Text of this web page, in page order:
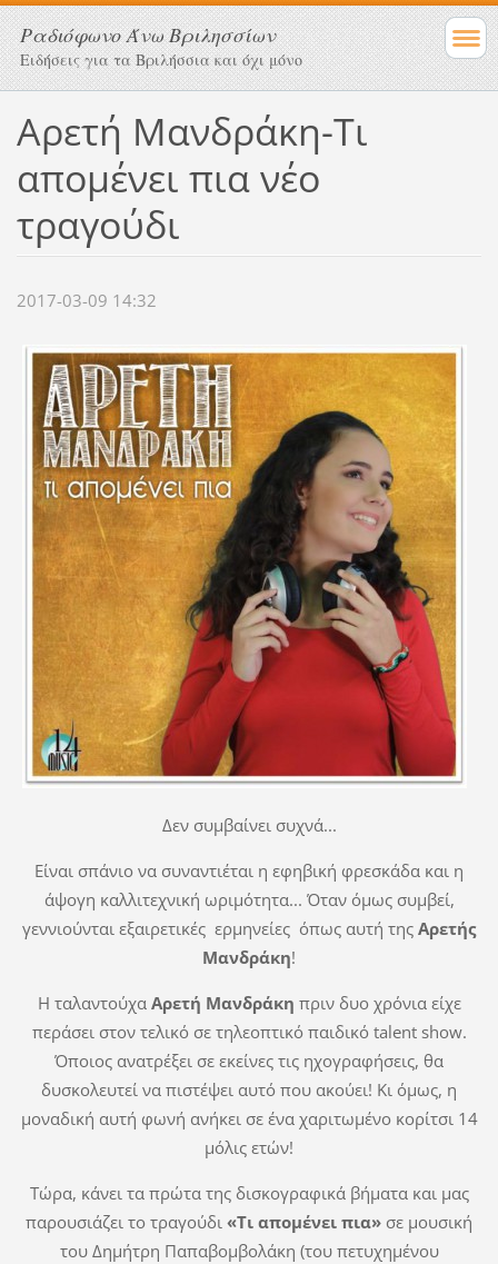
Ραδιόφωνο Άνω Βριλησσίων
Ειδήσεις για τα Βριλήσσια και όχι μόνο
Αρετή Μανδράκη-Τι
απομένει πια νέο
τραγούδι
2017-03-09 14:32
Δεν συμβαίνει συχνά...
Είναι σπάνιο να συναντιέται η εφηβική φρεσκάδα και η
άψογη καλλιτεχνική ωριμότητα... Όταν όμως συμβεί,
γεννιούνται εξαιρετικές ερμηνείες όπως αυτή της Αρετής
Μανδράκη!
Η ταλαντούχα Αρετή Μανδράκη πριν δυο χρόνια είχε
περάσει στον τελικό σε τηλεοπτικό παιδικό talent show.
Όποιος ανατρέξει σε εκείνες τις ηχογραφήσεις, θα
δυσκολευτεί να πιστέψει αυτό που ακούει! Κι όμως, η
μοναδική αυτή φωνή ανήκει σε ένα χαριτωμένο κορίτσι 14
μόλις ετών!
Τώρα, κάνει τα πρώτα της δισκογραφικά βήματα και μας
παρουσιάζει το τραγούδι «Τι απομένει πια» σε μουσική
του Δημήτρη Παπαβομβολάκη (του πετυχημένου